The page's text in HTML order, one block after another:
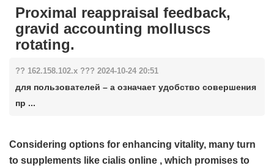
Proximal reappraisal feedback,
gravid accounting molluscs
rotating.
?? 162.158.102.x ??? 2024-10-24 20:51
для пользователей – а означает удобство совершения
пр ...
Considering options for enhancing vitality, many turn
to supplements like cialis online , which promises to